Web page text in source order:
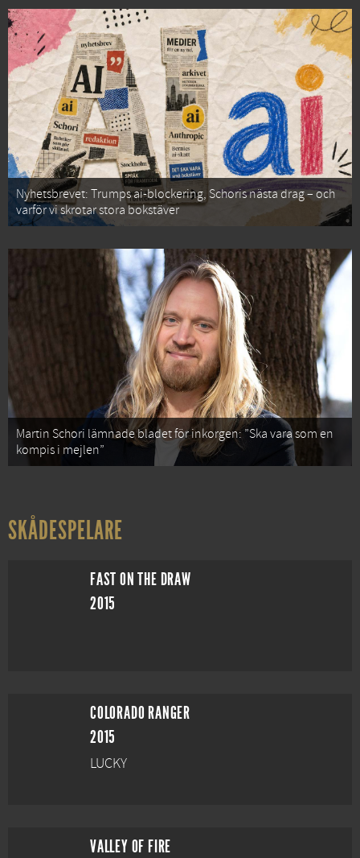
Nyhetsbrevet: Trumps ai-blockering, Schoris nästa drag – och
varför vi skrotar stora bokstäver
Martin Schori lämnade bladet för inkorgen: ”Ska vara som en
kompis i mejlen”
SKÅDESPELARE
FAST ON THE DRAW
2015
COLORADO RANGER
2015
LUCKY
VALLEY OF FIRE